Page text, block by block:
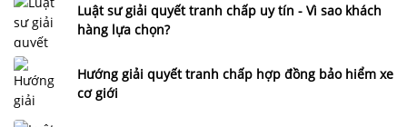
Luật sư giải quyết tranh chấp uy tín - Vì sao khách
hàng lựa chọn?
Hướng giải quyết tranh chấp hợp đồng bảo hiểm xe
cơ giới